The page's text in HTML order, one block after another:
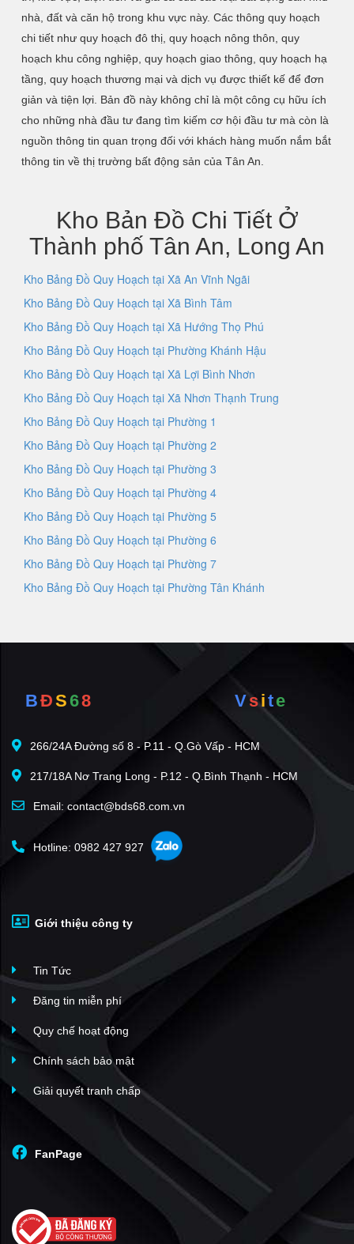
nhà, đất và căn hộ trong khu vực này. Các thông quy hoạch
chi tiết như quy hoạch đô thị, quy hoạch nông thôn, quy
hoạch khu công nghiệp, quy hoạch giao thông, quy hoạch hạ
tầng, quy hoạch thương mại và dịch vụ được thiết kế để đơn
giản và tiện lợi. Bản đồ này không chỉ là một công cụ hữu ích
cho những nhà đầu tư đang tìm kiếm cơ hội đầu tư mà còn là
nguồn thông tin quan trọng đối với khách hàng muốn nắm bắt
thông tin về thị trường bất động sản của Tân An.
Kho Bản Đồ Chi Tiết Ở
Thành phố Tân An, Long An
Kho Bảng Đồ Quy Hoạch tại Xã An Vĩnh Ngãi
Kho Bảng Đồ Quy Hoạch tại Xã Bình Tâm
Kho Bảng Đồ Quy Hoạch tại Xã Hướng Thọ Phú
Kho Bảng Đồ Quy Hoạch tại Phường Khánh Hậu
Kho Bảng Đồ Quy Hoạch tại Xã Lợi Bình Nhơn
Kho Bảng Đồ Quy Hoạch tại Xã Nhơn Thạnh Trung
Kho Bảng Đồ Quy Hoạch tại Phường 1
Kho Bảng Đồ Quy Hoạch tại Phường 2
Kho Bảng Đồ Quy Hoạch tại Phường 3
Kho Bảng Đồ Quy Hoạch tại Phường 4
Kho Bảng Đồ Quy Hoạch tại Phường 5
Kho Bảng Đồ Quy Hoạch tại Phường 6
Kho Bảng Đồ Quy Hoạch tại Phường 7
Kho Bảng Đồ Quy Hoạch tại Phường Tân Khánh
BĐS68 Vsite
266/24A Đường số 8 - P.11 - Q.Gò Vấp - HCM
217/18A Nơ Trang Long - P.12 - Q.Bình Thạnh - HCM
Email: contact@bds68.com.vn
Hotline: 0982 427 927
Giới thiệu công ty
Tin Tức
Đăng tin miễn phí
Quy chế hoạt động
Chính sách bảo mật
Giải quyết tranh chấp
FanPage